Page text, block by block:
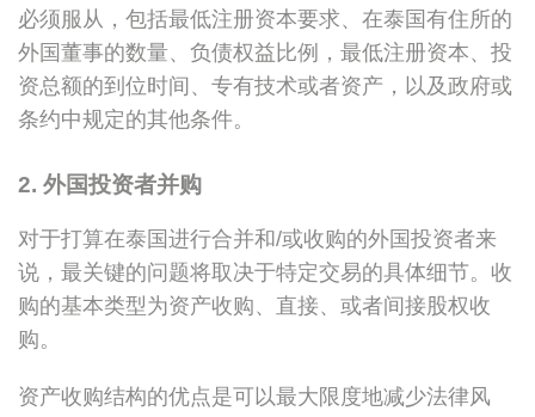
必须服从，包括最低注册资本要求、在泰国有住所的
外国董事的数量、负债权益比例，最低注册资本、投
资总额的到位时间、专有技术或者资产，以及政府或
条约中规定的其他条件。
2. 外国投资者并购
对于打算在泰国进行合并和/或收购的外国投资者来
说，最关键的问题将取决于特定交易的具体细节。收
购的基本类型为资产收购、直接、或者间接股权收
购。
资产收购结构的优点是可以最大限度地减少法律风